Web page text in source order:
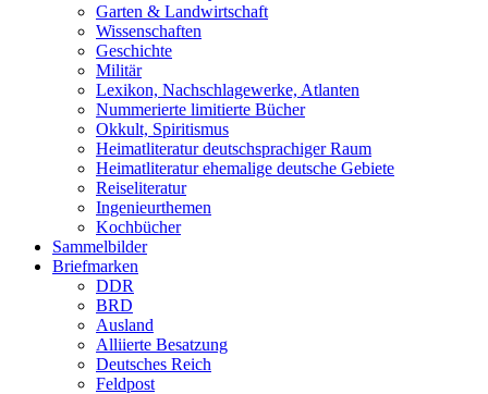
Garten & Landwirtschaft
Wissenschaften
Geschichte
Militär
Lexikon, Nachschlagewerke, Atlanten
Nummerierte limitierte Bücher
Okkult, Spiritismus
Heimatliteratur deutschsprachiger Raum
Heimatliteratur ehemalige deutsche Gebiete
Reiseliteratur
Ingenieurthemen
Kochbücher
Sammelbilder
Briefmarken
DDR
BRD
Ausland
Alliierte Besatzung
Deutsches Reich
Feldpost